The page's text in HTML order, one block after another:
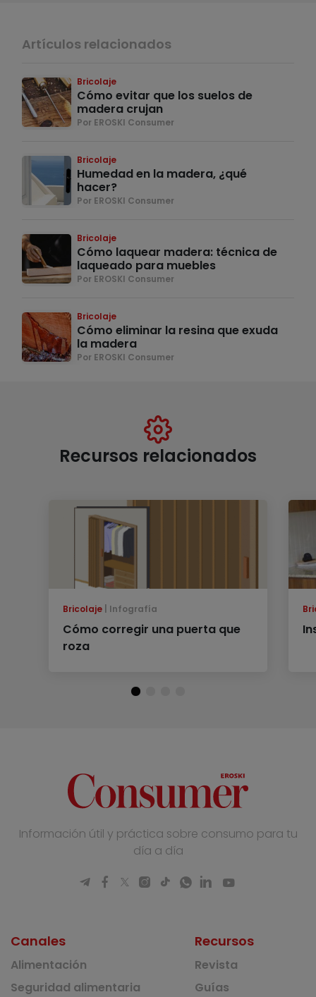
Artículos relacionados
Bricolaje
Cómo evitar que los suelos de
madera crujan
Por EROSKI Consumer
Bricolaje
Humedad en la madera, ¿qué
hacer?
Por EROSKI Consumer
Bricolaje
Cómo laquear madera: técnica de
laqueado para muebles
Por EROSKI Consumer
Bricolaje
Cómo eliminar la resina que exuda
la madera
Por EROSKI Consumer
Recursos relacionados
Bricolaje Infografía
Cómo corregir una puerta que
roza
Información útil y práctica sobre consumo para tu
día a día
Canales
Alimentación
Seguridad alimentaria
Recursos
Revista
Guías